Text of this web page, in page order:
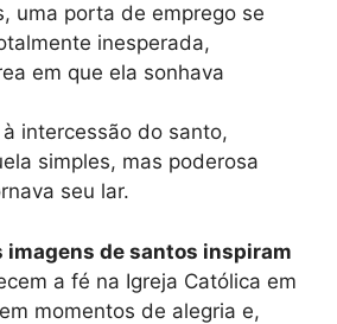
uma porta de emprego se
inesperada,
em que ela sonhava
intercessão do santo,
simples, mas poderosa
seu lar.
imagens de santos inspiram
a fé na Igreja Católica em
momentos de alegria e,